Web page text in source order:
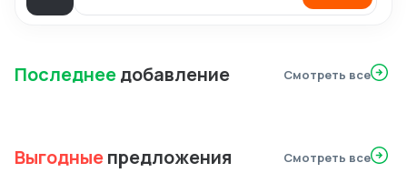
Последнеедобавление Смотреть все
Выгодныепредложения Смотреть все